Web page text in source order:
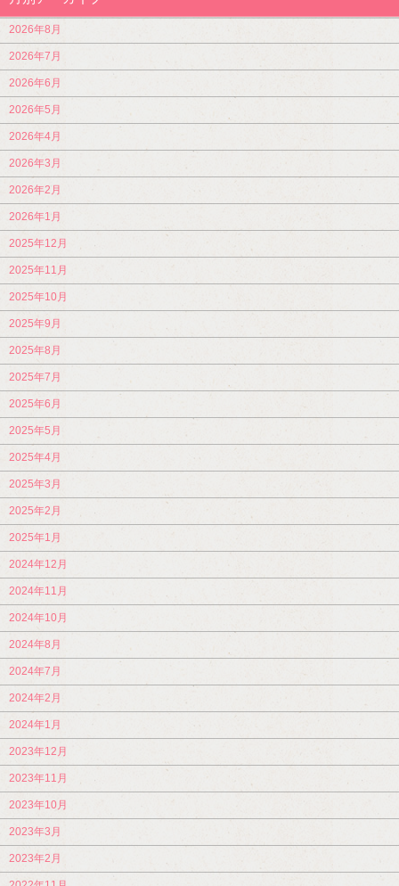
2026年8月
2026年7月
2026年6月
2026年5月
2026年4月
2026年3月
2026年2月
2026年1月
2025年12月
2025年11月
2025年10月
2025年9月
2025年8月
2025年7月
2025年6月
2025年5月
2025年4月
2025年3月
2025年2月
2025年1月
2024年12月
2024年11月
2024年10月
2024年8月
2024年7月
2024年2月
2024年1月
2023年12月
2023年11月
2023年10月
2023年3月
2023年2月